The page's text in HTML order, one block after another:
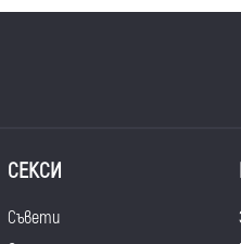
СЕКСИ
Съвети